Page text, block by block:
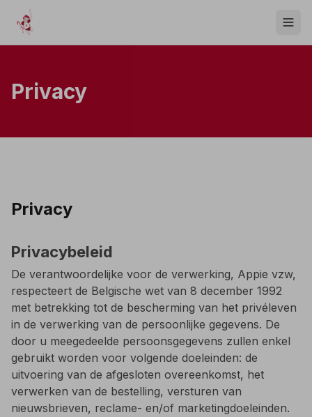
Privacy
Privacy
Privacybeleid
De verantwoordelijke voor de verwerking, Appie vzw,
respecteert de Belgische wet van 8 december 1992
met betrekking tot de bescherming van het privéleven
in de verwerking van de persoonlijke gegevens. De
door u meegedeelde persoonsgegevens zullen enkel
gebruikt worden voor volgende doeleinden: de
uitvoering van de afgesloten overeenkomst, het
verwerken van de bestelling, versturen van
nieuwsbrieven, reclame- en/of marketingdoeleinden.